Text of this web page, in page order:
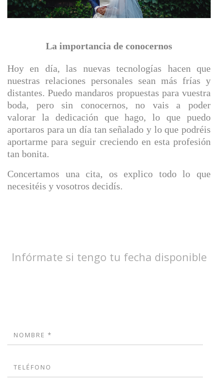
La importancia de conocernos
Hoy en día, las nuevas tecnologías hacen que
nuestras relaciones personales sean más frías y
distantes. Puedo mandaros propuestas para vuestra
boda, pero sin conocernos, no vais a poder
valorar la dedicación que hago, lo que puedo
aportaros para un día tan señalado y lo que podréis
aportarme para seguir creciendo en esta profesión
tan bonita.
Concertamos una cita, os explico todo lo que
necesitéis y vosotros decidís.
Infórmate si tengo tu fecha disponible